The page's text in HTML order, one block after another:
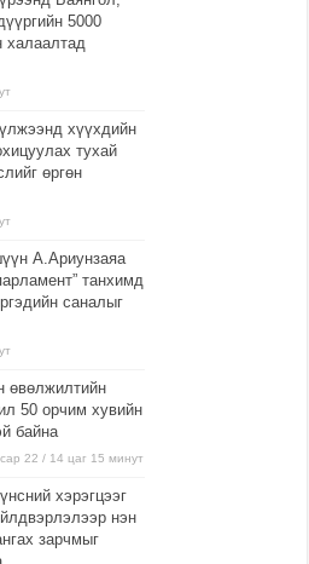
5000
халаалтад
хүүхдийн
тухай
өргөн
А.Ариунзаяа
танхимд
саналыг
өвөлжилтийн
50 орчим хувийн
байна
22 / 14 цаг 15 минут
хэрэгцээг
нэн
зарчмыг